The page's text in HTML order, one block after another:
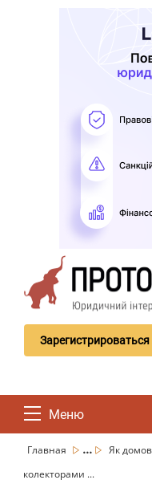
Зарегистрироваться
Меню
Главная ...
Як
колекторами ...